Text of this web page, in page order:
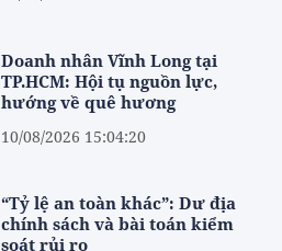
Doanh nhân Vĩnh Long tại
TP.HCM: Hội tụ nguồn lực,
hướng về quê hương
10/08/2026 15:04:20
“Tỷ lệ an toàn khác”: Dư địa
chính sách và bài toán kiểm
soát rủi ro